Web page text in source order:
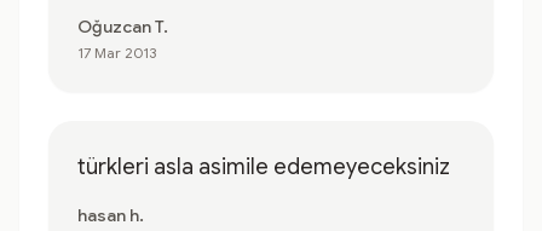
Oğuzcan T.
17 Mar 2013
türkleri asla asimile edemeyeceksiniz
hasan h.